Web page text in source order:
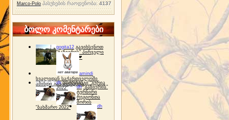
Marco-Polo პასუხების რაოდენობა:4137
ბოლო კომენტარები
gogita12 გავიხსენოთ
"ბაზიერის" პირველი
ტურნირი ❤
amindi
ხვალიდან საქართველოში
ამინდი გაუარესდება
dh სპორტინგი "გურია
2022"
dh "ბაზიერის"
ტურნირი
რეგიონთა
შორის
"ბახმარო 2022"
dh